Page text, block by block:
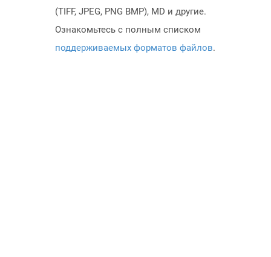
(TIFF, JPEG, PNG BMP), MD и другие.
Ознакомьтесь с полным списком
поддерживаемых форматов файлов.